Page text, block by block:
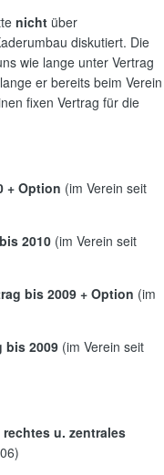
nicht über
diskutiert. Die
wie lange unter Vertrag
er bereits beim Verein
fixen Vertrag für die
+ Option (im Verein seit
2010 (im Verein seit
bis 2009 + Option (im
bis 2009 (im Verein seit
u. zentrales